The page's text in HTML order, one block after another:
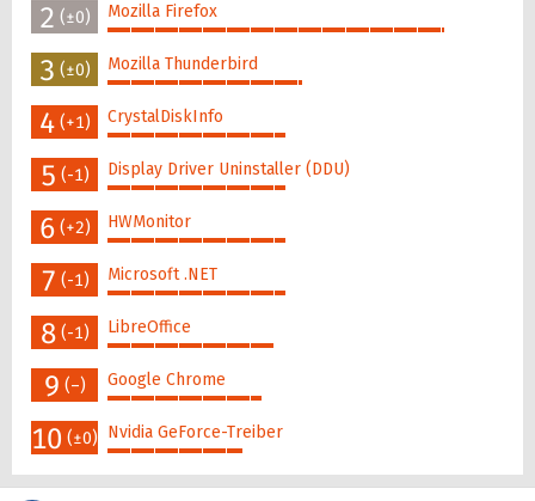
2 (±0) Mozilla Firefox
3 (±0) Mozilla Thunderbird
4 (+1) CrystalDiskInfo
5 (-1) Display Driver Uninstaller (DDU)
6 (+2) HWMonitor
7 (-1) Microsoft .NET
8 (-1) LibreOffice
9 (–) Google Chrome
10 (±0) Nvidia GeForce-Treiber